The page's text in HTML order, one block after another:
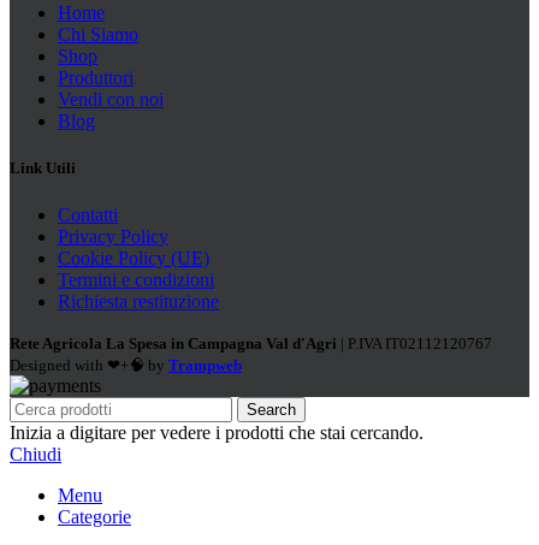
Home
Chi Siamo
Shop
Produttori
Vendi con noi
Blog
Link Utili
Contatti
Privacy Policy
Cookie Policy (UE)
Termini e condizioni
Richiesta restituzione
Rete Agricola La Spesa in Campagna Val d'Agri | P.IVA IT02112120767
Designed with ❤+🧠 by Trampweb
Search
Inizia a digitare per vedere i prodotti che stai cercando.
Chiudi
Menu
Categorie